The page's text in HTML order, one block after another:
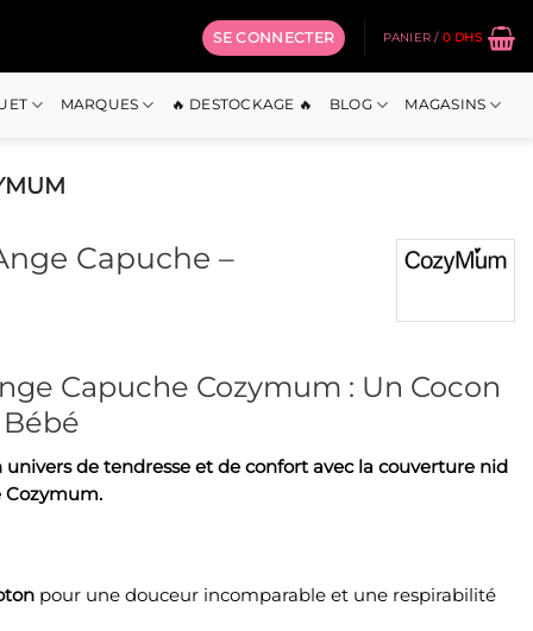
SE CONNECTER PANIER / 0 DHS
MARQUES 🔥 DESTOCKAGE 🔥 BLOG MAGASINS
Capuche –
Capuche Cozymum : Un Cocon
de tendresse et de confort avec la couverture nid
Cozymum.
pour une douceur incomparable et une respirabilité